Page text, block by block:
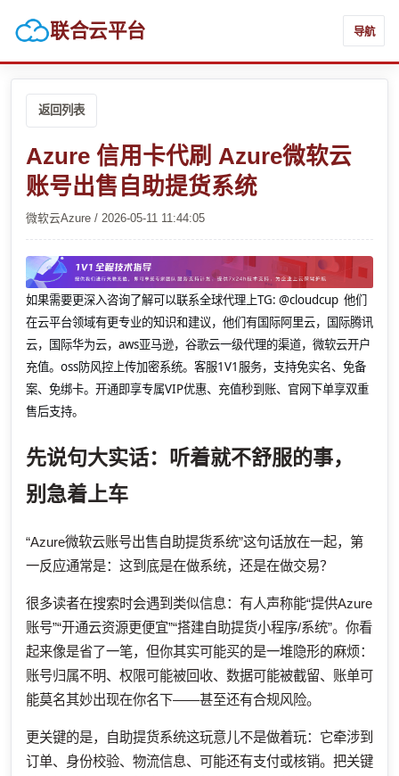
联合云平台 导航
返回列表
Azure 信用卡代刷 Azure微软云
账号出售自助提货系统
微软云Azure / 2026-05-11 11:44:05
如果需要更深入咨询了解可以联系全球代理上TG: @cloudcup 他们
在云平台领域有更专业的知识和建议，他们有国际阿里云，国际腾讯
云，国际华为云，aws亚马逊，谷歌云一级代理的渠道，微软云开户
充值。oss防风控上传加密系统。客服1V1服务，支持免实名、免备
案、免绑卡。开通即享专属VIP优惠、充值秒到账、官网下单享双重
售后支持。
先说句大实话：听着就不舒服的事，
别急着上车
“Azure微软云账号出售自助提货系统”这句话放在一起，第
一反应通常是：这到底是在做系统，还是在做交易？
很多读者在搜索时会遇到类似信息：有人声称能“提供Azure
账号”“开通云资源更便宜”“搭建自助提货小程序/系统”。你看
起来像是省了一笔，但你其实可能买的是一堆隐形的麻烦：
账号归属不明、权限可能被回收、数据可能被截留、账单可
能莫名其妙出现在你名下——甚至还有合规风险。
更关键的是，自助提货系统这玩意儿不是做着玩：它牵涉到
订单、身份校验、物流信息、可能还有支付或核销。把关键